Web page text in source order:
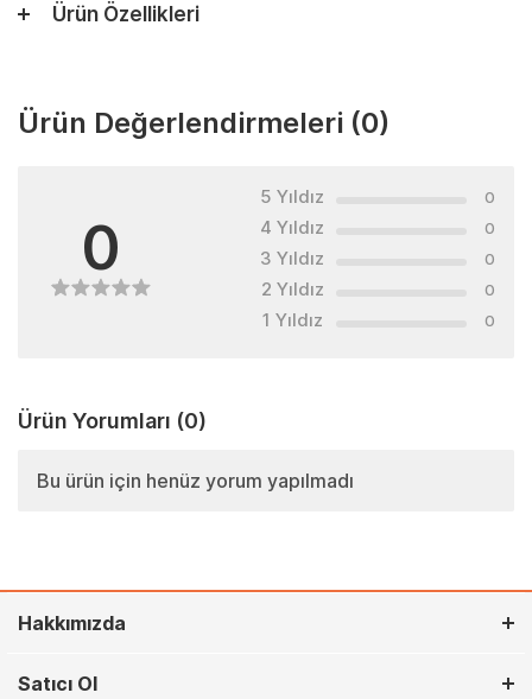
Ürün Özellikleri
Ürün Değerlendirmeleri (0)
0
5 Yıldız 0
4 Yıldız 0
3 Yıldız 0
2 Yıldız 0
1 Yıldız 0
Ürün Yorumları (0)
Bu ürün için henüz yorum yapılmadı
Hakkımızda
Satıcı Ol